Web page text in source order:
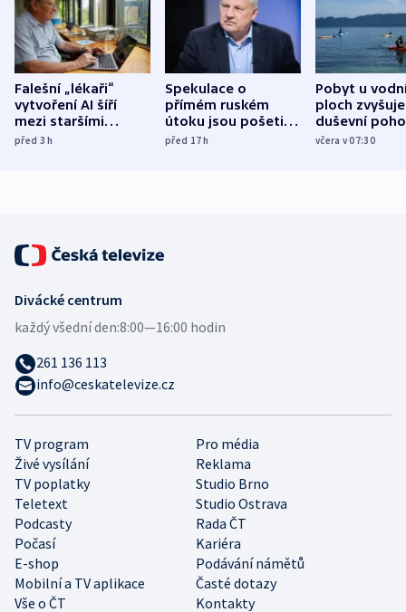
Falešní „lékaři“
vytvoření AI šíří
mezi staršími
Poláky nebezpečné
před 3h
Spekulace o
přímém ruském
útoku jsou pošetilé,
míní estonský
před 17h
Pobyt u
ploch zvyšuje
duševní
ukázala
včera v 07:30
TV program
Pro média
Živé vysílání
Reklama
TV poplatky
Studio Brno
Teletext
Studio Ostrava
Podcasty
Rada ČT
Počasí
Kariéra
E-shop
Podávání námětů
Mobilní a TV aplikace
Časté dotazy
Vše o ČT
Kontakty
Divácké centrum
každý všední den:8:00—16:00 hodin
261 136 113
info@ceskatelevize.cz